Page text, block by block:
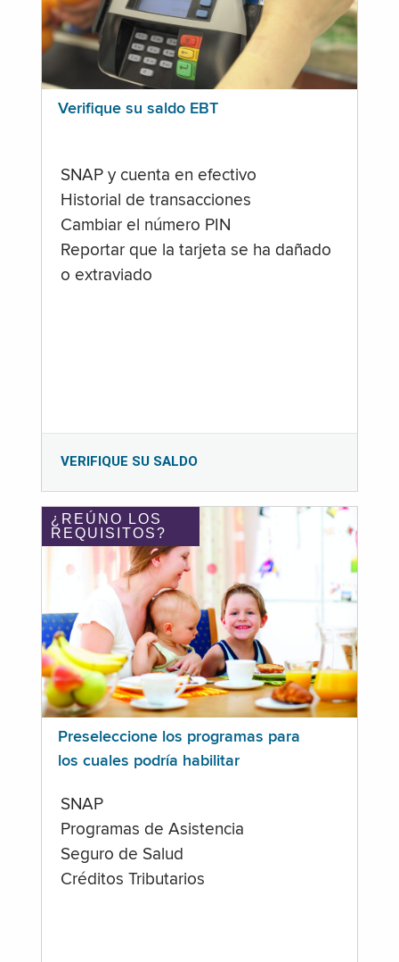
Verifique su saldo EBT
SNAP y cuenta en efectivo
Historial de transacciones
Cambiar el número PIN
Reportar que la tarjeta se ha dañado
o extraviado
VERIFIQUE SU SALDO
¿REÚNO LOS
REQUISITOS?
Preseleccione los programas para
los cuales podría habilitar
SNAP
Programas de Asistencia
Seguro de Salud
Créditos Tributarios